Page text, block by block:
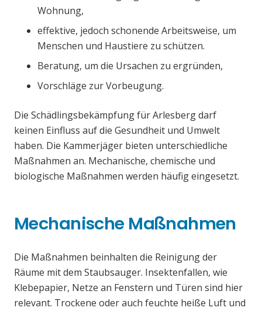
Wohnung,
effektive, jedoch schonende Arbeitsweise, um
Menschen und Haustiere zu schützen.
Beratung, um die Ursachen zu ergründen,
Vorschläge zur Vorbeugung.
Die Schädlingsbekämpfung für Arlesberg darf
keinen Einfluss auf die Gesundheit und Umwelt
haben. Die Kammerjäger bieten unterschiedliche
Maßnahmen an. Mechanische, chemische und
biologische Maßnahmen werden häufig eingesetzt.
Mechanische Maßnahmen
Die Maßnahmen beinhalten die Reinigung der
Räume mit dem Staubsauger. Insektenfallen, wie
Klebepapier, Netze an Fenstern und Türen sind hier
relevant. Trockene oder auch feuchte heiße Luft und